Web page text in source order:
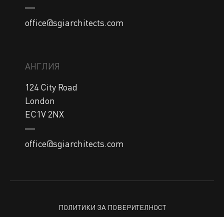
office@sgiarchitects.com
АНГЛИЯ
124 City Road
London
EC1V 2NX
office@sgiarchitects.com
ПОЛИТИКИ ЗА ПОВЕРИТЕЛНОСТ